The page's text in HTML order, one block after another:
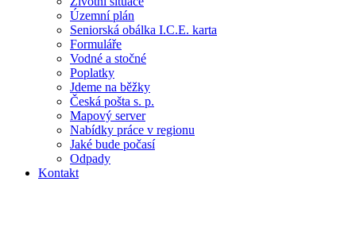
Územní plán
Seniorská obálka I.C.E. karta
Formuláře
Vodné a stočné
Poplatky
Jdeme na běžky
Česká pošta s. p.
Mapový server
Nabídky práce v regionu
Jaké bude počasí
Odpady
Kontakt